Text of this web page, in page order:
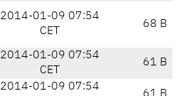
2014-01-09 07:54
CET
68 B
2014-01-09 07:54
CET
61 B
2014-01-09 07:54